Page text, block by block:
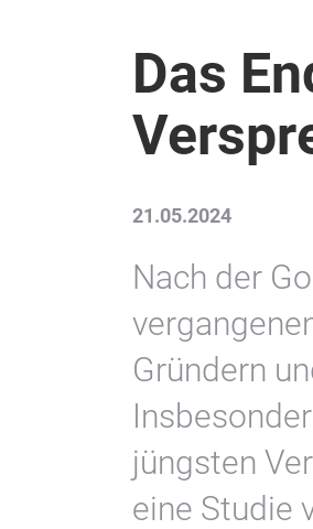
Das
21.05.2024
Nach der
Gründern
jüngsten
eine Studie